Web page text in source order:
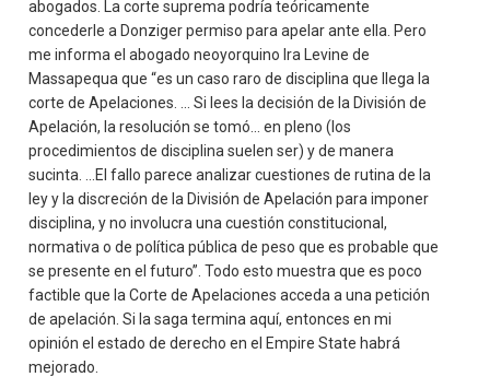
abogados. La corte suprema podría teóricamente
concederle a Donziger permiso para apelar ante ella. Pero
me informa el abogado neoyorquino Ira Levine de
Massapequa que “es un caso raro de disciplina que llega la
corte de Apelaciones. ... Si lees la decisión de la División de
Apelación, la resolución se tomó... en pleno (los
procedimientos de disciplina suelen ser) y de manera
sucinta. ...El fallo parece analizar cuestiones de rutina de la
ley y la discreción de la División de Apelación para imponer
disciplina, y no involucra una cuestión constitucional,
normativa o de política pública de peso que es probable que
se presente en el futuro”. Todo esto muestra que es poco
factible que la Corte de Apelaciones acceda a una petición
de apelación. Si la saga termina aquí, entonces en mi
opinión el estado de derecho en el Empire State habrá
mejorado.